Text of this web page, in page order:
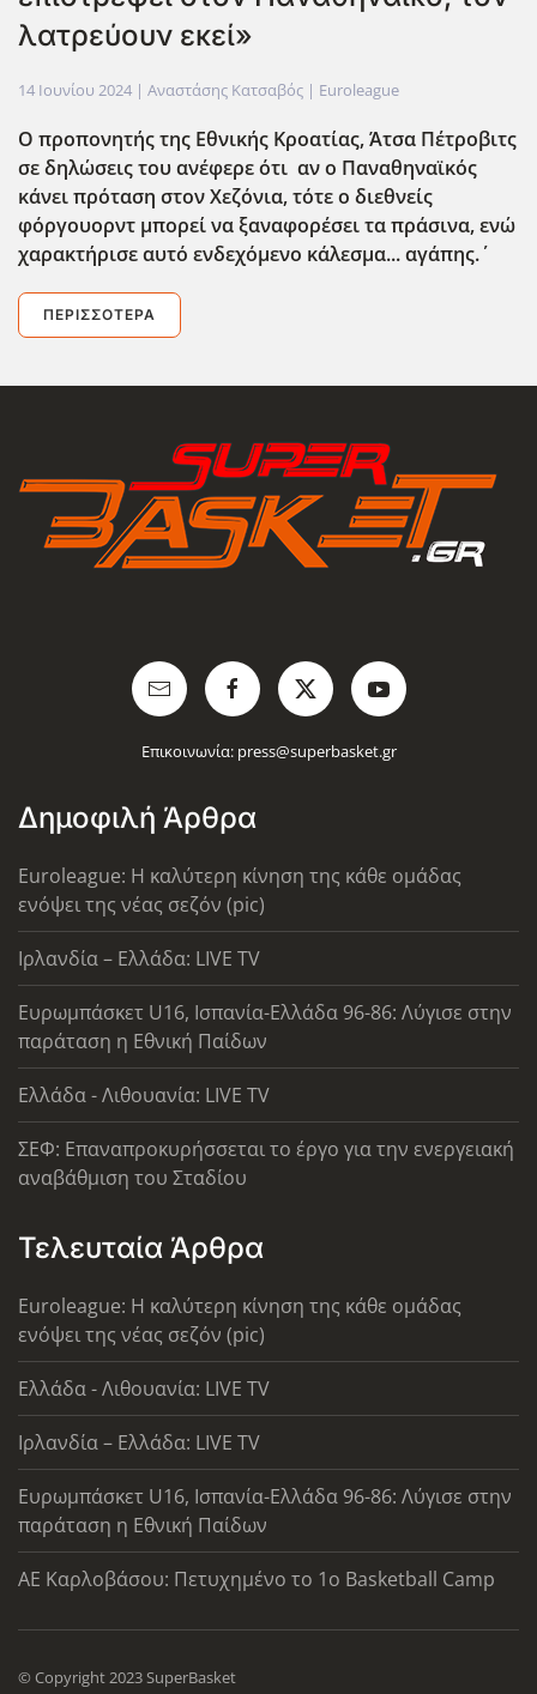
λατρεύουν εκεί»
14 Ιουνίου 2024 | Αναστάσης Κατσαβός | Euroleague
Ο προπονητής της Εθνικής Κροατίας, Άτσα Πέτροβιτς
σε δηλώσεις του ανέφερε ότι αν ο Παναθηναϊκός
κάνει πρόταση στον Χεζόνια, τότε ο διεθνείς
φόργουορντ μπορεί να ξαναφορέσει τα πράσινα, ενώ
χαρακτήρισε αυτό ενδεχόμενο κάλεσμα... αγάπης.΄
ΠΕΡΙΣΣΌΤΕΡΑ
Επικοινωνία: press@superbasket.gr
Δημοφιλή Άρθρα
Euroleague: Η καλύτερη κίνηση της κάθε ομάδας
ενόψει της νέας σεζόν (pic)
Ιρλανδία – Ελλάδα: LIVE TV
Ευρωμπάσκετ U16, Ισπανία-Ελλάδα 96-86: Λύγισε στην
παράταση η Εθνική Παίδων
Ελλάδα - Λιθουανία: LIVE TV
ΣΕΦ: Επαναπροκυρήσσεται το έργο για την ενεργειακή
αναβάθμιση του Σταδίου
Τελευταία Άρθρα
Euroleague: Η καλύτερη κίνηση της κάθε ομάδας
ενόψει της νέας σεζόν (pic)
Ελλάδα - Λιθουανία: LIVE TV
Ιρλανδία – Ελλάδα: LIVE TV
Ευρωμπάσκετ U16, Ισπανία-Ελλάδα 96-86: Λύγισε στην
παράταση η Εθνική Παίδων
ΑΕ Καρλοβάσου: Πετυχημένο το 1ο Basketball Camp
© Copyright 2023 SuperBasket